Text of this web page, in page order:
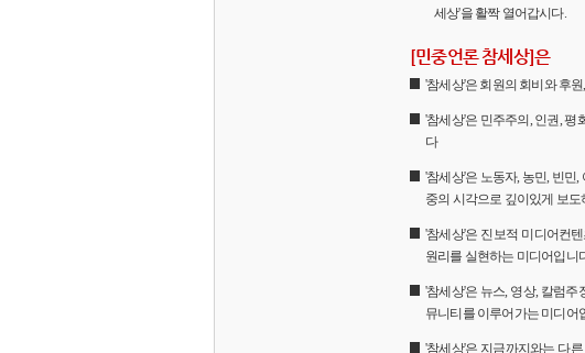
세상'을 활짝 열어갑시다.
[민중언론 참세상]은
'참세상'은 회원의 회비와 후
'참세상'은 민주주의, 인권, 평
다
'참세상'은 노동자, 농민, 빈민
중의 시각으로 깊이있게 보
'참세상'은 진보적 미디어컨
원리를 실현하는 미디어입니
'참세상'은 뉴스, 영상, 칼럼
뮤니티를 이루어가는 미디어
'참세상'은 지금까지와는 다